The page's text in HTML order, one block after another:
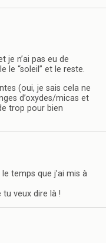
je n’ai pas eu de
le “soleil” et le reste.
(oui, je sais cela ne
d’oxydes/micas et
trop pour bien
temps que j’ai mis à
tu veux dire là !